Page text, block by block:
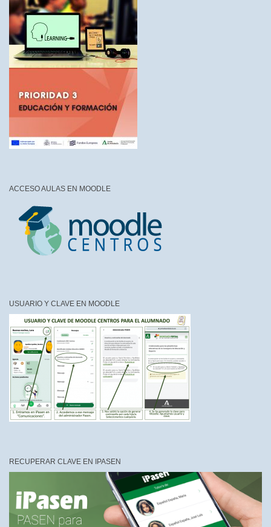
ACCESO AULAS EN MOODLE
USUARIO Y CLAVE EN MOODLE
RECUPERAR CLAVE EN IPASEN